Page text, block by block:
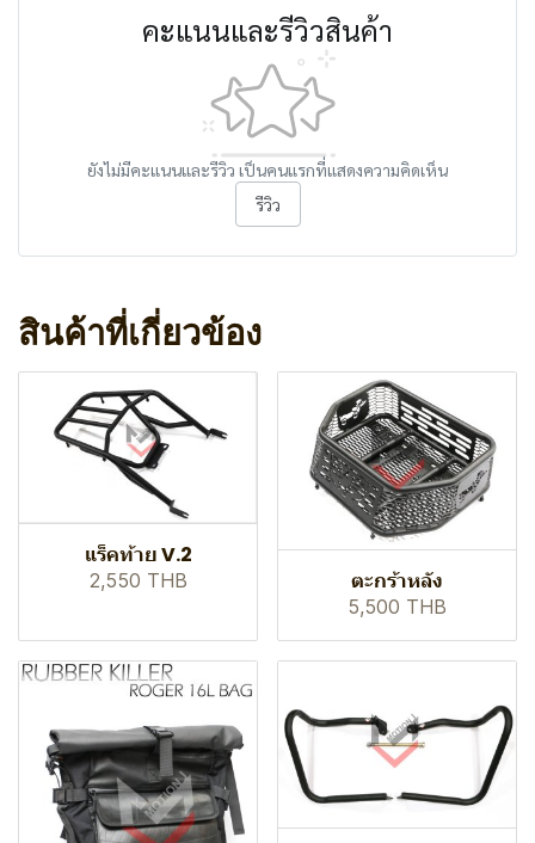
คะแนนและรีวิวสินค้า
ยังไม่มีคะแนนและรีวิว เป็นคนแรกที่แสดงความคิดเห็น
รีวิว
สินค้าที่เกี่ยวข้อง
แร็คท้าย V.2
2,550 THB ตะกร้าหลัง
5,500 THB